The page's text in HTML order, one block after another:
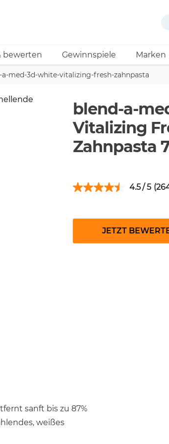
bewerten Gewinnspiele Marken
a-med-3d-white-vitalizing-fresh-zahnpasta
blend-a-
Vitalizing
Zahnpasta
4.5
JETZT
sanft bis zu 87%
weißes